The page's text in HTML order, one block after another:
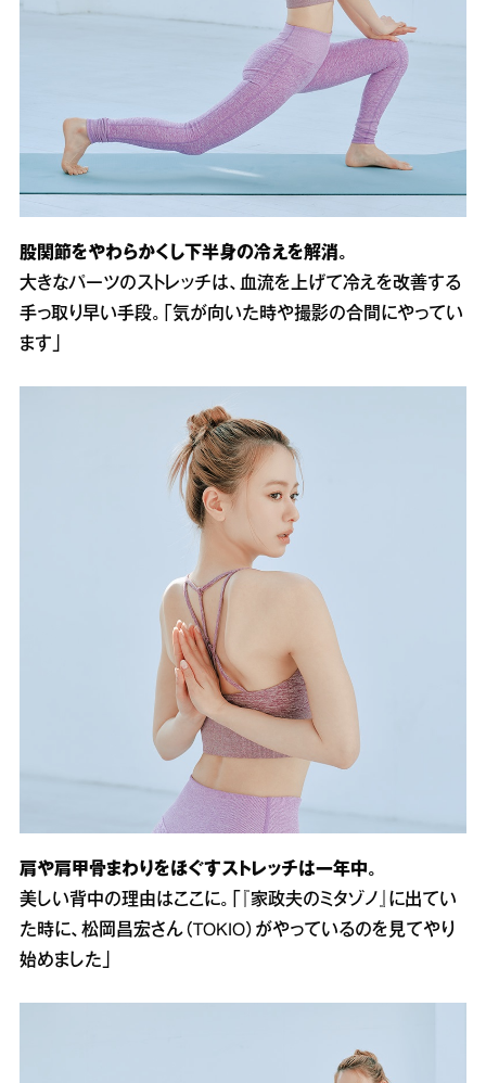
股関節をやわらかくし下半身の冷えを解消。
大きなパーツのストレッチは、血流を上げて冷えを改善する
手っ取り早い手段。「気が向いた時や撮影の合間にやってい
ます」
肩や肩甲骨まわりをほぐすストレッチは一年中。
美しい背中の理由はここに。「『家政夫のミタゾノ』に出てい
た時に、松岡昌宏さん（TOKIO）がやっているのを見てやり
始めました」